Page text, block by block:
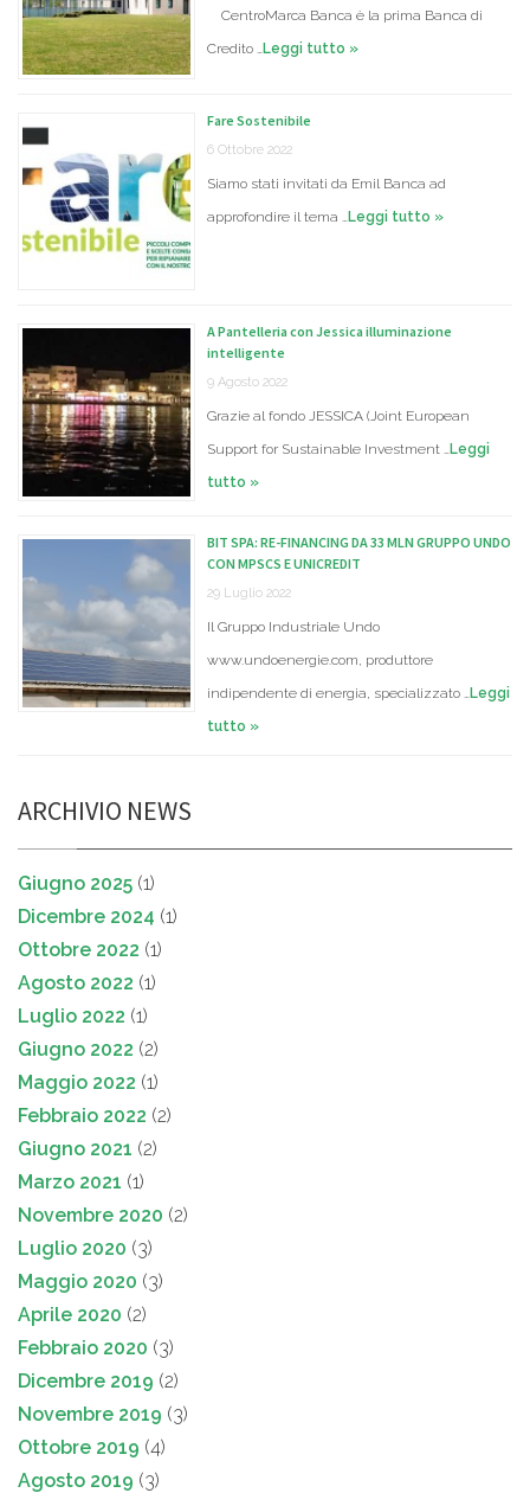
CentroMarca Banca è la prima Banca di
Credito … Leggi tutto »
Fare Sostenibile
6 Ottobre 2022
Siamo stati invitati da Emil Banca ad
approfondire il tema … Leggi tutto »
A Pantelleria con Jessica illuminazione
intelligente
9 Agosto 2022
Grazie al fondo JESSICA (Joint European
Support for Sustainable Investment … Leggi
tutto »
BIT SPA: RE-FINANCING DA 33 MLN GRUPPO UNDO
CON MPSCS E UNICREDIT
29 Luglio 2022
Il Gruppo Industriale Undo
www.undoenergie.com, produttore
indipendente di energia, specializzato … Leggi
tutto »
ARCHIVIO NEWS
Giugno 2025 (1)
Dicembre 2024 (1)
Ottobre 2022 (1)
Agosto 2022 (1)
Luglio 2022 (1)
Giugno 2022 (2)
Maggio 2022 (1)
Febbraio 2022 (2)
Giugno 2021 (2)
Marzo 2021 (1)
Novembre 2020 (2)
Luglio 2020 (3)
Maggio 2020 (3)
Aprile 2020 (2)
Febbraio 2020 (3)
Dicembre 2019 (2)
Novembre 2019 (3)
Ottobre 2019 (4)
Agosto 2019 (3)